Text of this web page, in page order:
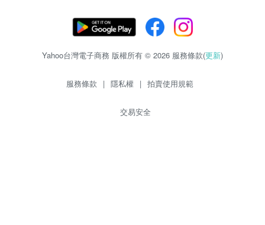
Yahoo台灣電子商務 版權所有 © 2026 服務條款(更新)
服務條款 | 隱私權 | 拍賣使用規範
交易安全